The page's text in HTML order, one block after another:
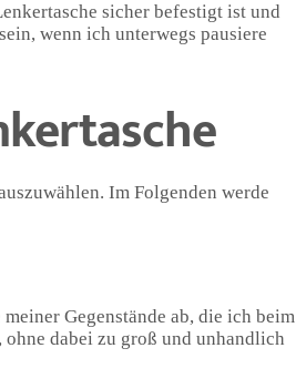
sicher befestigt ist und
wenn ich unterwegs pausiere
Im Folgenden werde
Gegenstände ab, die ich beim
dabei zu groß und unhandlich